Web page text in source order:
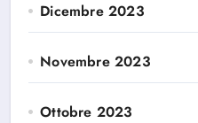
Dicembre 2023
Novembre 2023
Ottobre 2023